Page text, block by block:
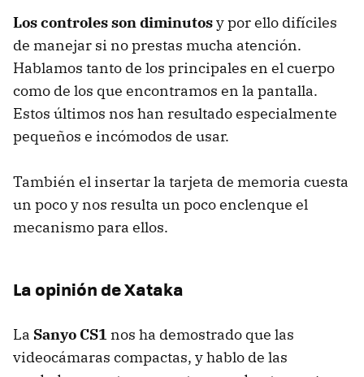
Los controles son diminutosy por ello difíciles
de manejar si no prestas mucha atención.
Hablamos tanto de los principales en el cuerpo
como de los que encontramos en la pantalla.
Estos últimos nos han resultado especialmente
pequeños e incómodos de usar.
También el insertar la tarjeta de memoria cuesta
un poco y nos resulta un poco enclenque el
mecanismo para ellos.
La opinión de Xataka
La Sanyo CS1 nos ha demostrado que las
videocámaras compactas, y hablo de las